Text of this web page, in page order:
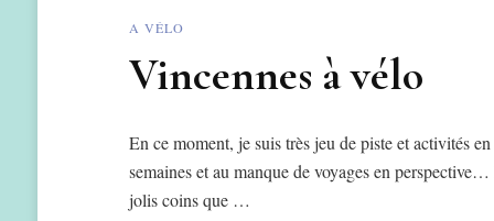
A VÉLO
Vincennes à vélo
En ce moment, je suis très jeu de piste et activités
semaines et au manque de voyages en
jolis coins que …